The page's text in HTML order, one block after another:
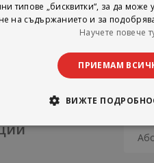
типове „бисквитки“, за да
на съдържанието и за
Научете повече
ПРИЕМАМ
ВИЖТЕ